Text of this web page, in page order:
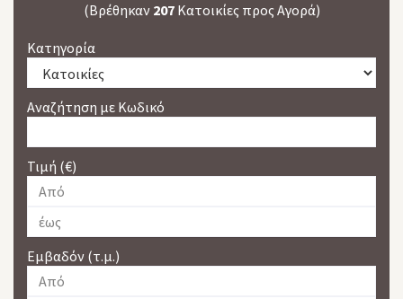
(Βρέθηκαν 207Κατοικίες προς Αγορά)
Κατηγορία
Αναζήτηση με Κωδικό
Τιμή (€)
Εμβαδόν (τ.μ.)